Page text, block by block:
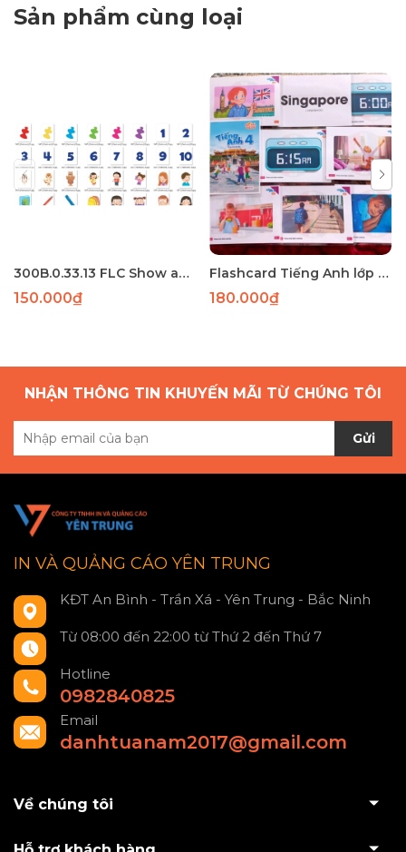
Sản phẩm cùng loại
300B.0.33.13 FLC Show and Tell 1 56 thẻ A5 ép plastic
150.000₫
Flashcard Tiếng Anh lớp 4 Global Success tập 2 : 73 THẺ A5 2 MẶT ÉP PLASTIC
180.000₫
NHẬN THÔNG TIN KHUYẾN MÃI TỪ CHÚNG TÔI
Gửi
IN VÀ QUẢNG CÁO YÊN TRUNG
KĐT An Bình - Trần Xá - Yên Trung - Bắc Ninh
Từ 08:00 đến 22:00 từ Thứ 2 đến Thứ 7
Hotline
0982840825
Email
danhtuanam2017@gmail.com
Về chúng tôi